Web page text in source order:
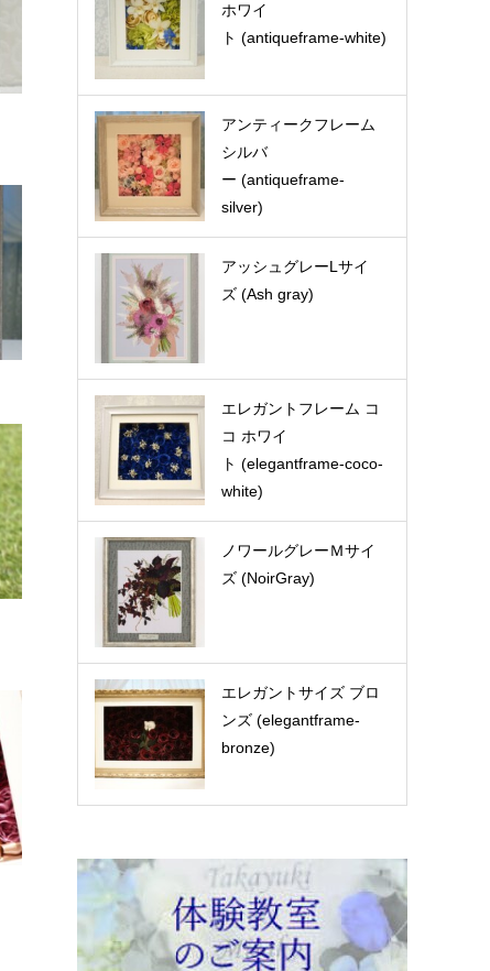
ホワイ
ト (antiqueframe-white)
アンティークフレーム
シルバ
ー (antiqueframe-
silver)
アッシュグレーLサイ
ズ (Ash gray)
エレガントフレーム コ
コ ホワイ
ト (elegantframe-coco-
white)
ノワールグレーＭサイ
ズ (NoirGray)
エレガントサイズ ブロ
ンズ (elegantframe-
bronze)